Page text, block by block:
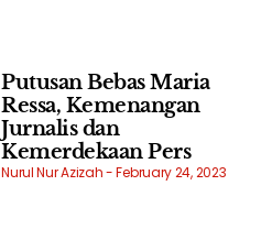
Putusan Bebas Maria
Ressa, Kemenangan
Jurnalis dan
Kemerdekaan Pers
Nurul Nur Azizah February 24, 2023